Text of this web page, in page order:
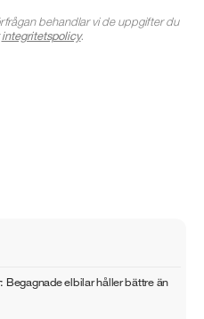
behandlar vi de uppgifter du
integritetspolicy.
Begagnade elbilar håller bättre än